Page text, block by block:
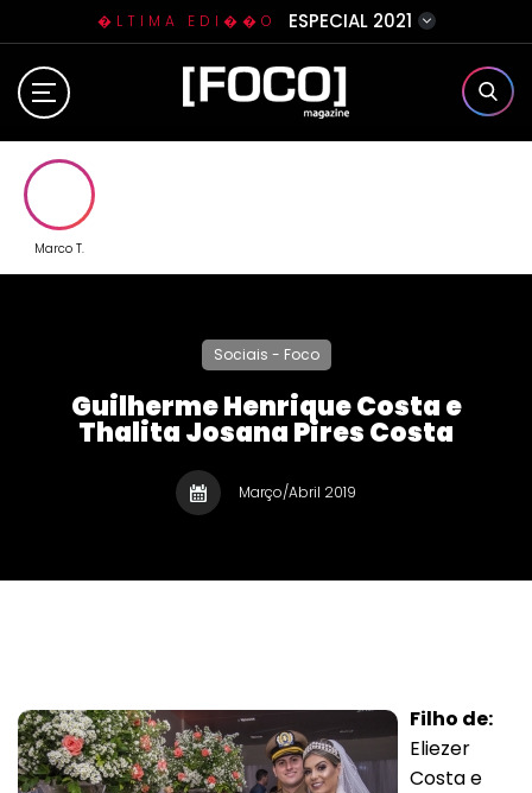
�LTIMA EDI��O ESPECIAL 2021
Home
Contato
Marco T.
Sociais - Foco
Guilherme Henrique Costa e
Thalita Josana Pires Costa
Março/Abril 2019
Filho de:
Eliezer
Costa e